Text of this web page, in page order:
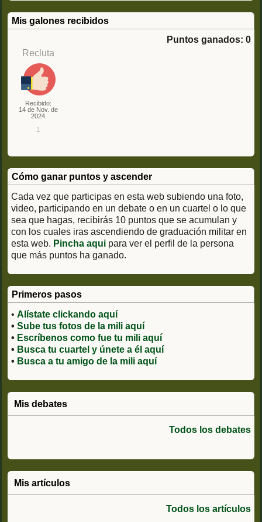
Mis galones recibidos
Puntos ganados: 0
Recluta
Recibido:
14 de Nov. de
2024
1
Cómo ganar puntos y ascender
Cada vez que participas en esta web subiendo una foto,
video, participando en un debate o en un cuartel o lo que
sea que hagas, recibirás 10 puntos que se acumulan y
con los cuales iras ascendiendo de graduación militar en
esta web. Pincha aqui para ver el perfil de la persona
que más puntos ha ganado.
Primeros pasos
• Alístate clickando aquí
• Sube tus fotos de la mili aquí
• Escríbenos como fue tu mili aquí
• Busca tu cuartel y únete a él aquí
• Busca a tu amigo de la mili aquí
Mis debates
Todos los debates
Mis artículos
Todos los artículos